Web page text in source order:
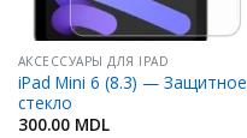
АКСЕССУАРЫ ДЛЯ IPAD
iPad Mini 6 (8.3) — Защитное
стекло
300.00 MDL